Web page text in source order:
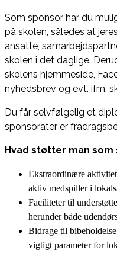
Som sponsor har du
på skolen, således at
ansatte,
skolen i det daglige.
skolens hjemmeside,
nyhedsbrev og evt. ifm.
Du får selvfølgelig et
sponsorater er
Hvad støtter man som
Ekstraordinære
aktiv medspiller i
Faciliteter til
herunder både
Bidrage til
vigtigt parameter for